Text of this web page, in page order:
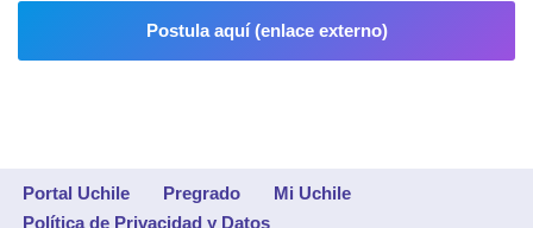
Postula aquí (enlace externo)
Portal Uchile Pregrado
Mi Uchile
Política de Privacidad y Datos